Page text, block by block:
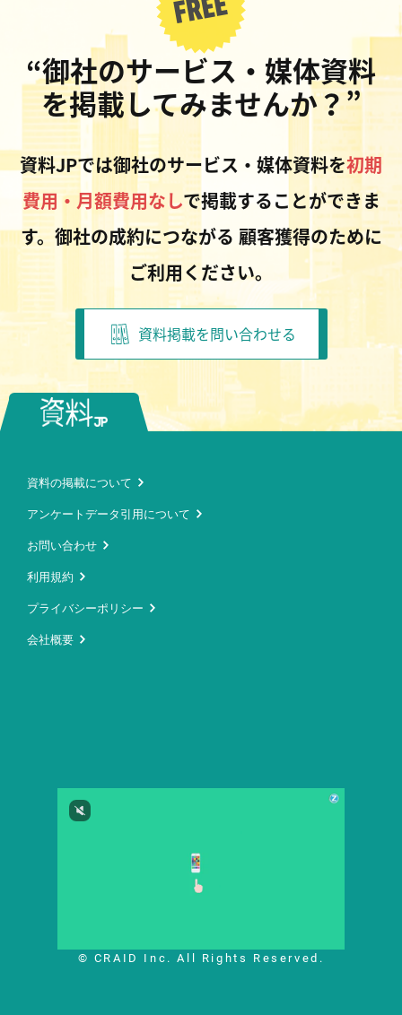
“御社のサービス・媒体資料
を掲載してみませんか？”
資料JPでは御社のサービス・媒体資料を初期
費用・月額費用なしで掲載することができま
す。御社の成約につながる 顧客獲得のために
ご利用ください。
資料掲載を問い合わせる
資料の掲載について
アンケートデータ引用について
お問い合わせ
利用規約
プライバシーポリシー
会社概要
© CRAID Inc. All Rights Reserved.